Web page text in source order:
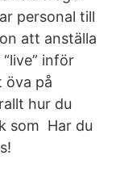
personal till
att anställa
inför
öva på
hur du
som Har du